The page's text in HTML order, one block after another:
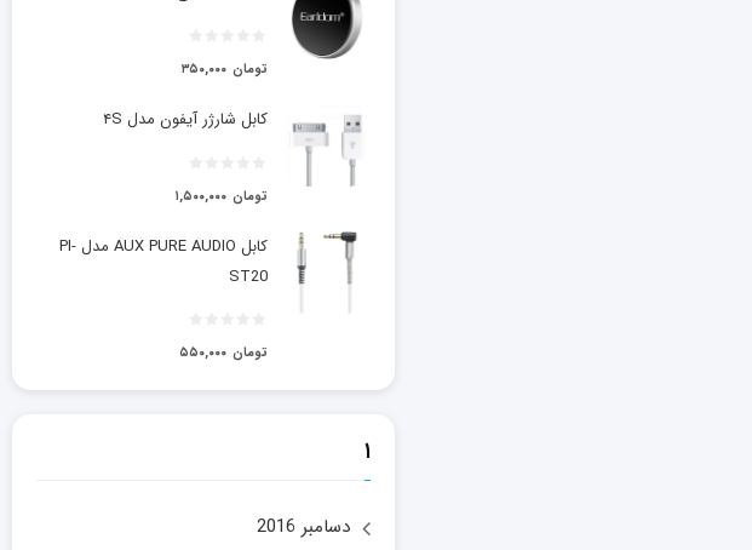
۳۵۰,۰۰۰ تومان
کابل شارژر آیفون مدل ۴S
۱,۵۰۰,۰۰۰ تومان
کابل AUX PURE AUDIO مدل PI-
ST20
۵۵۰,۰۰۰ تومان
۱
دسامبر 2016